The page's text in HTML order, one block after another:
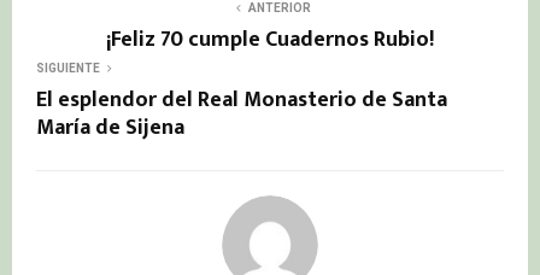
ANTERIOR
¡Feliz 70 cumple Cuadernos Rubio!
SIGUIENTE
El esplendor del Real Monasterio de Santa
María de Sijena